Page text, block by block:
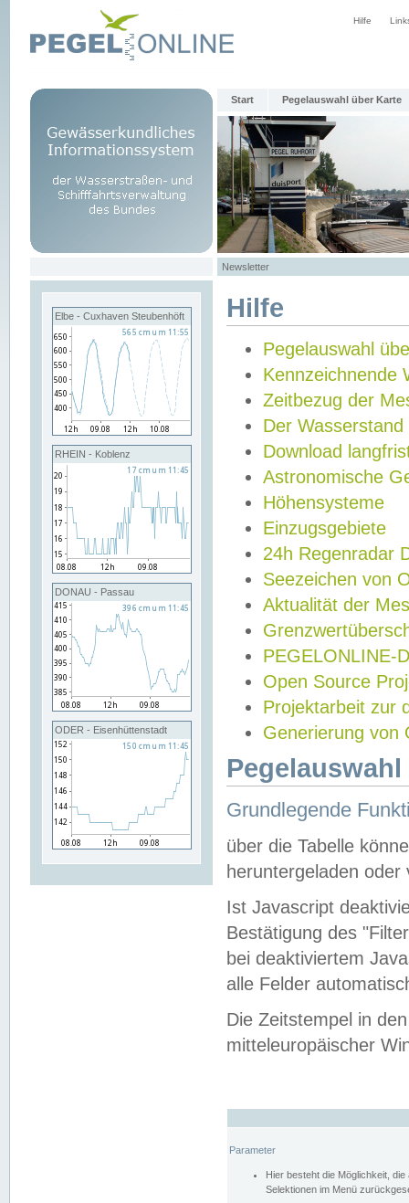
Hilfe
Start Pegelauswahl über Karte
Newsletter
Elbe - Cuxhaven Steubenhöft
RHEIN - Koblenz
DONAU - Passau
ODER - Eisenhüttenstadt
Hilfe
Pegelauswahl
Kennzeichnende
Zeitbezug der
Der Wasserstand
Download
Astronomische
Höhensysteme
Einzugsgebiete
24h Regenradar
Seezeichen von
Aktualität der
PEGELONLINE-
Open Source
Projektarbeit zur
Generierung von
Grundlegende
über die Tabelle
heruntergeladen oder
Ist Javascript
Bestätigung des
bei deaktiviertem
alle Felder
Die Zeitstempel in
mitteleuropäischer
Parameter
Hier besteht die Möglichkeit,
Selektionen im Menü